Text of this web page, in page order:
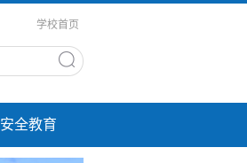
学校首页
安全教育